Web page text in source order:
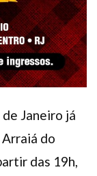
Janeiro já
Arraiá do
das 19h,